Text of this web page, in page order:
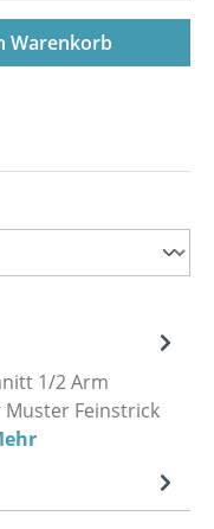
gewünschten
Warenkorb
1/2 Arm
Feinstrick